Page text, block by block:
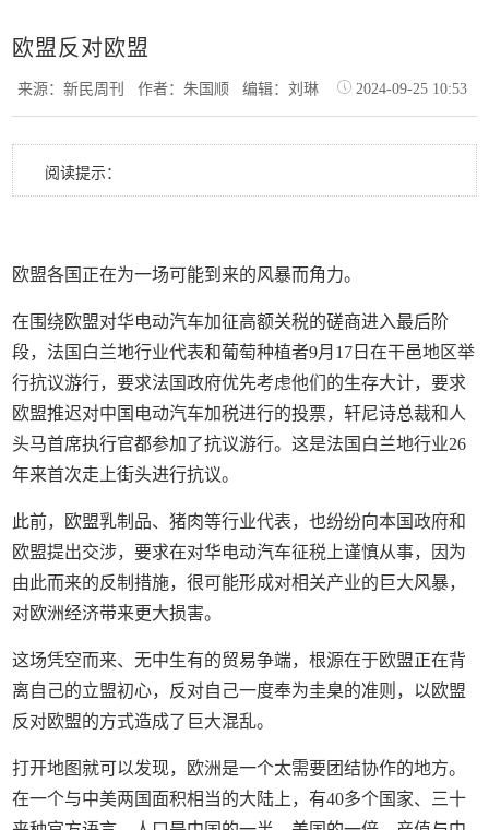
欧盟反对欧盟
来源：新民周刊作者：朱国顺 编辑：刘琳 2024-09-25 10:53
阅读提示：
欧盟各国正在为一场可能到来的风暴而角力。
在围绕欧盟对华电动汽车加征高额关税的磋商进入最后阶
段，法国白兰地行业代表和葡萄种植者9月17日在干邑地区举
行抗议游行，要求法国政府优先考虑他们的生存大计，要求
欧盟推迟对中国电动汽车加税进行的投票，轩尼诗总裁和人
头马首席执行官都参加了抗议游行。这是法国白兰地行业26
年来首次走上街头进行抗议。
此前，欧盟乳制品、猪肉等行业代表，也纷纷向本国政府和
欧盟提出交涉，要求在对华电动汽车征税上谨慎从事，因为
由此而来的反制措施，很可能形成对相关产业的巨大风暴，
对欧洲经济带来更大损害。
这场凭空而来、无中生有的贸易争端，根源在于欧盟正在背
离自己的立盟初心，反对自己一度奉为圭臬的准则，以欧盟
反对欧盟的方式造成了巨大混乱。
打开地图就可以发现，欧洲是一个太需要团结协作的地方。
在一个与中美两国面积相当的大陆上，有40多个国家、三十